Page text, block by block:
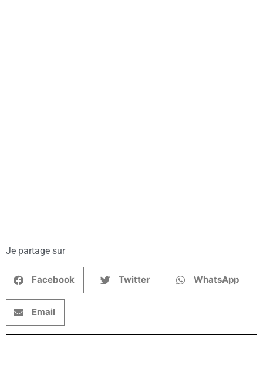
Je partage sur
Facebook Twitter WhatsApp
Email